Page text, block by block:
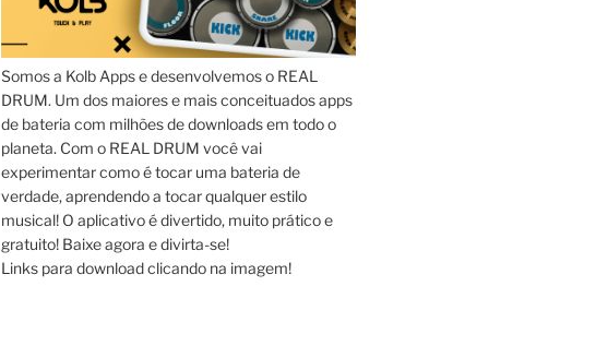
Somos a Kolb Apps e desenvolvemos o REAL
DRUM. Um dos maiores e mais conceituados apps
de bateria com milhões de downloads em todo o
planeta. Com o REAL DRUM você vai
experimentar como é tocar uma bateria de
verdade, aprendendo a tocar qualquer estilo
musical! O aplicativo é divertido, muito prático e
gratuito! Baixe agora e divirta-se!
Links para download clicando na imagem!